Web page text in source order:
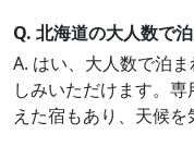
Q. 北海道の大人数で
A. はい、大人数で泊
しみいただけます。
えた宿もあり、天候を